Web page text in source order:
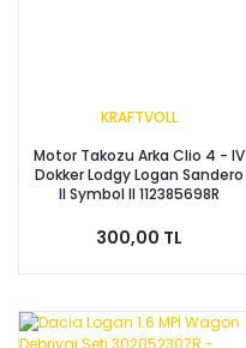
KRAFTVOLL
Motor Takozu Arka Clio 4 - IV
Dokker Lodgy Logan Sandero
II Symbol II 112385698R
300,00 TL